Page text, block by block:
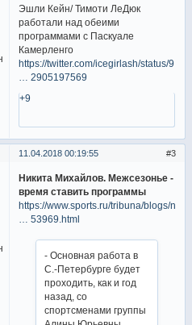
Эшли Кейн/ Тимоти ЛеДюк
работали над обеими
программами с Паскуале
Камерленго
https://twitter.com/icegirlash/status/9
… 2905197569
+9
3
11.04.2018 00:19:55
Никита Михайлов. Межсезонье -
время ставить программы
https://www.sports.ru/tribuna/blogs/nat
… 53969.html
- Основная работа в
С.-Петербурге будет
проходить, как и год
назад, со
спортсменами группы